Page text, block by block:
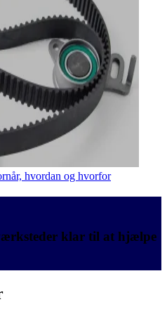
hvordan og hvorfor
klar til at hjælpe